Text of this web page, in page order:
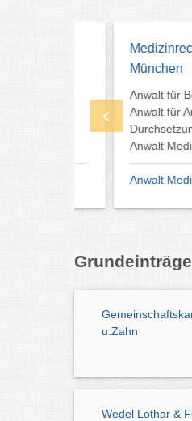
Medizinrecht
München
Anwalt für
Anwalt für
Durchsetzung
Anwalt
Anwalt
Grundeinträge
u.Zahn
Wedel Lothar &